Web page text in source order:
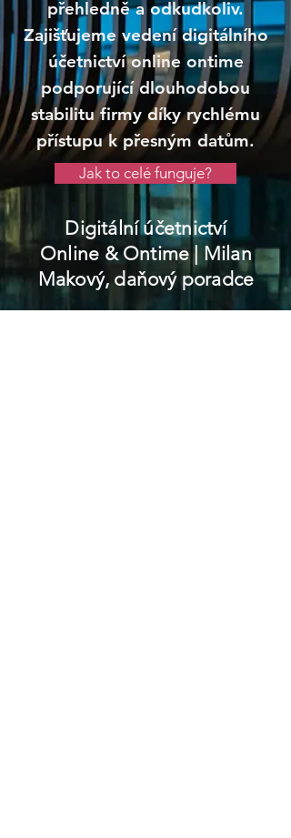
přehledně a odkudkoliv.
Zajišťujeme vedení digitálního
účetnictví online ontime
podporující dlouhodobou
stabilitu firmy díky rychlému
přístupu k přesným datům.
Jak to celé funguje?
Digitální účetnictví
Online & Ontime| Milan
Makový, daňový poradce